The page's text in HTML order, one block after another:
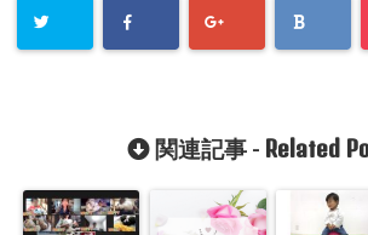
関連記事 - Related